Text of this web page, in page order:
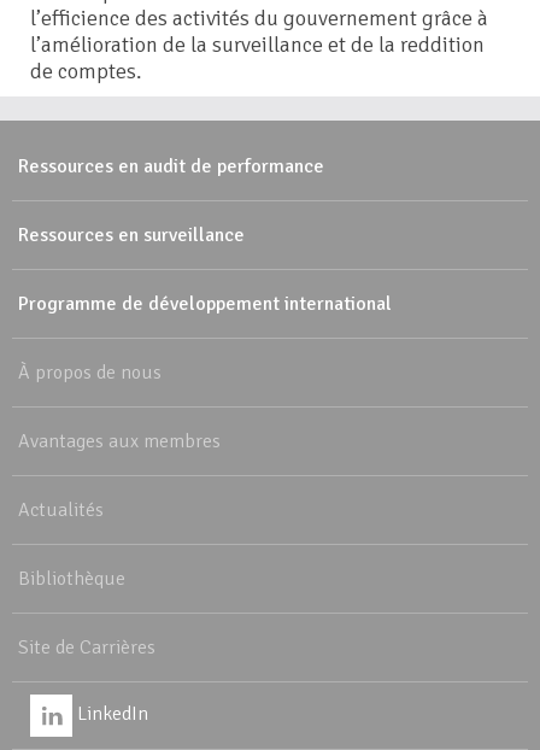
l’efficience des activités du gouvernement grâce à
l’amélioration de la surveillance et de la reddition
de comptes.
Ressources en audit de performance
Ressources en surveillance
Programme de développement international
À propos de nous
Avantages aux membres
Actualités
Bibliothèque
Site de Carrières
LinkedIn